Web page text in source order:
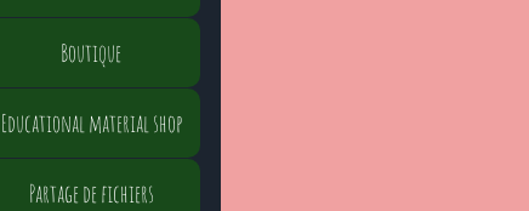
Boutique
Educational material shop
Partage de fichiers